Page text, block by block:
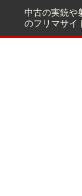
中古の実銃や
のフリマサイ